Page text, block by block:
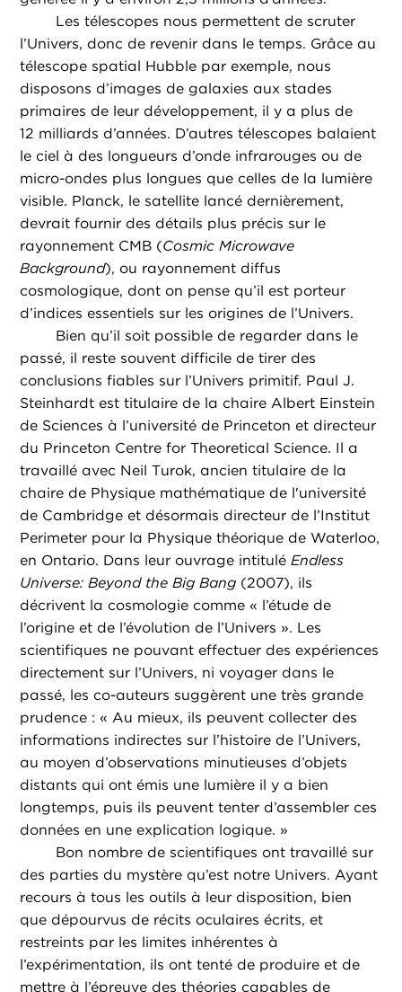
Les télescopes nous permettent de scruter
l’Univers, donc de revenir dans le temps. Grâce au
télescope spatial Hubble par exemple, nous
disposons d’images de galaxies aux stades
primaires de leur développement, il y a plus de
12 milliards d’années. D’autres télescopes balaient
le ciel à des longueurs d’onde infrarouges ou de
micro-ondes plus longues que celles de la lumière
visible. Planck, le satellite lancé dernièrement,
devrait fournir des détails plus précis sur le
rayonnement CMB (Cosmic Microwave
Background), ou rayonnement diffus
cosmologique, dont on pense qu’il est porteur
d’indices essentiels sur les origines de l’Univers.
Bien qu’il soit possible de regarder dans le
passé, il reste souvent difficile de tirer des
conclusions fiables sur l’Univers primitif. Paul J.
Steinhardt est titulaire de la chaire Albert Einstein
de Sciences à l’université de Princeton et directeur
du Princeton Centre for Theoretical Science. Il a
travaillé avec Neil Turok, ancien titulaire de la
chaire de Physique mathématique de l'université
de Cambridge et désormais directeur de l’Institut
Perimeter pour la Physique théorique de Waterloo,
en Ontario. Dans leur ouvrage intituléEndless
Universe: Beyond the Big Bang (2007), ils
décrivent la cosmologie comme « l’étude de
l’origine et de l’évolution de l’Univers ». Les
scientifiques ne pouvant effectuer des expériences
directement sur l’Univers, ni voyager dans le
passé, les co-auteurs suggèrent une très grande
prudence : « Au mieux, ils peuvent collecter des
informations indirectes sur l’histoire de l’Univers,
au moyen d’observations minutieuses d’objets
distants qui ont émis une lumière il y a bien
longtemps, puis ils peuvent tenter d’assembler ces
données en une explication logique. »
Bon nombre de scientifiques ont travaillé sur
des parties du mystère qu’est notre Univers. Ayant
recours à tous les outils à leur disposition, bien
que dépourvus de récits oculaires écrits, et
restreints par les limites inhérentes à
l’expérimentation, ils ont tenté de produire et de
mettre à l’épreuve des théories capables de